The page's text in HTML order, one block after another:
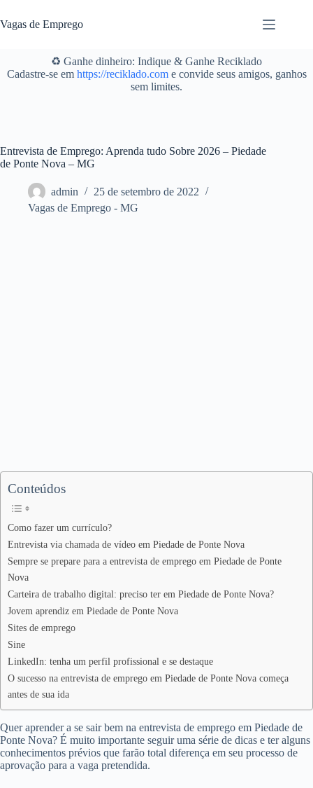
para
o
Vagas de Emprego
♻️ Ganhe dinheiro: Indique & Ganhe Reciklado
Cadastre-se em https://reciklado.come convide seus amigos, ganhos
sem limites.
Entrevista de Emprego: Aprenda tudo Sobre 2026 – Piedade
de Ponte Nova – MG
admin
25 de setembro de 2022
Vagas de Emprego - MG
Conteúdos
Como fazer um currículo?
Entrevista via chamada de vídeo em Piedade de Ponte Nova
Sempre se prepare para a entrevista de emprego em Piedade de Ponte
Nova
Carteira de trabalho digital: preciso ter em Piedade de Ponte Nova?
Jovem aprendiz em Piedade de Ponte Nova
Sites de emprego
Sine
LinkedIn: tenha um perfil profissional e se destaque
O sucesso na entrevista de emprego em Piedade de Ponte Nova começa
antes de sua ida
Quer aprender a se sair bem na entrevista de emprego em Piedade de
Ponte Nova? É muito importante seguir uma série de dicas e ter alguns
conhecimentos prévios que farão total diferença em seu processo de
aprovação para a vaga pretendida.